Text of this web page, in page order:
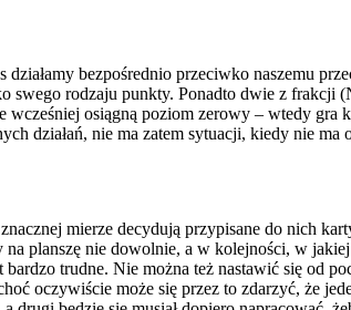
bezpośrednio przeciwko naszemu
swego rodzaju punkty. Ponadto dwie z
osiągną poziom zerowy – wtedy gra
działań, nie ma zatem sytuacji, kiedy nie ma
mierze decydują przypisane do nich
planszę nie dowolnie, a w kolejności, w
trudne. Nie można też nastawić się od
oczywiście może się przez to zdarzyć, że